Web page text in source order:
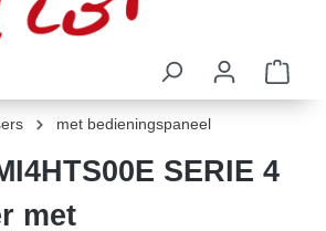
met bedieningspaneel
SERIE 4
met